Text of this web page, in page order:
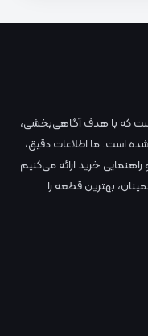
که با هدف آگاهی‌بخشی،
است. ما اطلاعات دقیق،
خرید ارائه می‌کنیم
بهترین قطعه را